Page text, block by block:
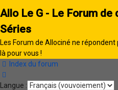
Allo Le G - Le Forum
Séries
Les Forum de Allociné ne
là pour vous !
Index du forum
Langue :